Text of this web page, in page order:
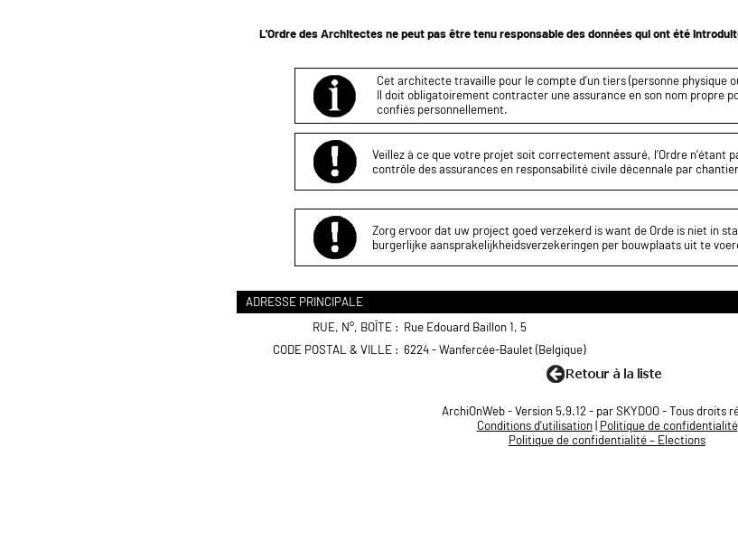
L'Ordre des Architectes ne peut pas être tenu responsable des données qui ont été
Cet architecte travaille pour le compte d’un tiers (personne physique
Il doit obligatoirement contracter une assurance en son nom propre
confiés personnellement.
Veillez à ce que votre projet soit correctement assuré, l’Ordre n’étant
contrôle des assurances en responsabilité civile décennale par chantier
Zorg ervoor dat uw project goed verzekerd is want de Orde is niet in
burgerlijke aansprakelijkheidsverzekeringen per bouwplaats uit te
ADRESSE PRINCIPALE
RUE, N°, BOÎTE : Rue Edouard Baillon 1, 5
CODE POSTAL & VILLE : 6224 - Wanfercée-Baulet (Belgique)
ArchiOnWeb - Version 5.9.12 - par SKYDOO - Tous droits
Conditions d'utilisation| Politique de confidentialité
Politique de confidentialité – Elections